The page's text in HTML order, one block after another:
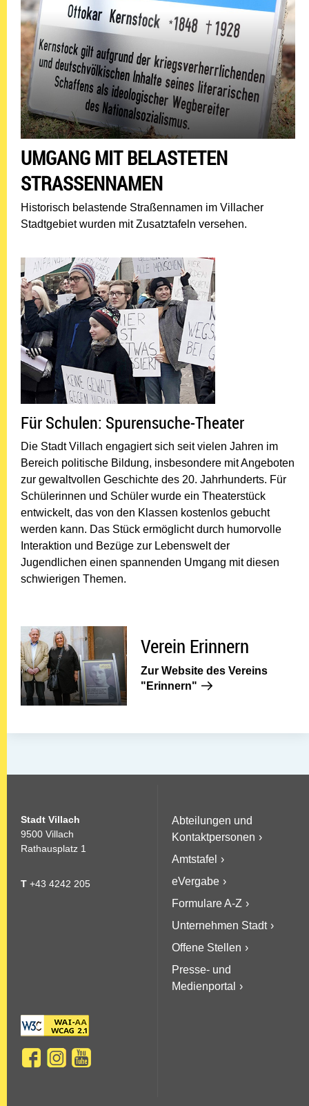
UMGANG MIT BELASTETEN
STRASSENNAMEN
Historisch belastende Straßennamen im Villacher
Stadtgebiet wurden mit Zusatztafeln versehen.
Für Schulen:
Für Schulen: Spurensuche-Theater
Die Stadt Villach engagiert sich seit vielen Jahren im
Bereich politische Bildung, insbesondere mit Angeboten
zur gewaltvollen Geschichte des 20. Jahrhunderts. Für
Schülerinnen und Schüler wurde ein Theaterstück
entwickelt, das von den Klassen kostenlos gebucht
werden kann. Das Stück ermöglicht durch humorvolle
Interaktion und Bezüge zur Lebenswelt der
Jugendlichen einen spannenden Umgang mit diesen
schwierigen Themen.
Verein Erinnern
Verein Erinnern
Zur Website des Vereins
"Erinnern" Zur Website des
Stadt Villach
9500 Villach
Rathausplatz 1
T +43 4242 205
Abteilungen und
Kontaktpersonen
Amtstafel
eVergabe
Formulare A-Z
Unternehmen Stadt
Offene Stellen
Presse- und
Medienportal